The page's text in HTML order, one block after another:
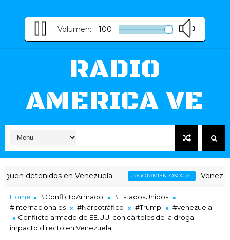
Volumen: 100
RADIO
AMERICA VE
en Venezuela #AGOTAMIENTOSOCIAL Venezuela:
Home #ConflictoArmado
#EstadosUnidos
#Internacionales
#Narcotráfico #Trump
#venezuela
Conflicto armado de EE.UU. con cárteles de la droga:
impacto directo en Venezuela